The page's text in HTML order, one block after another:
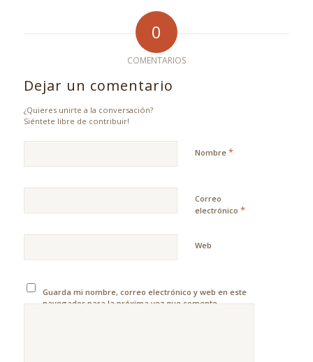
0
COMENTARIOS
Dejar un comentario
¿Quieres unirte a la conversación?
Siéntete libre de contribuir!
Nombre *
Correo
electrónico *
Web
Guarda mi nombre, correo electrónico y web en este
navegador para la próxima vez que comente.